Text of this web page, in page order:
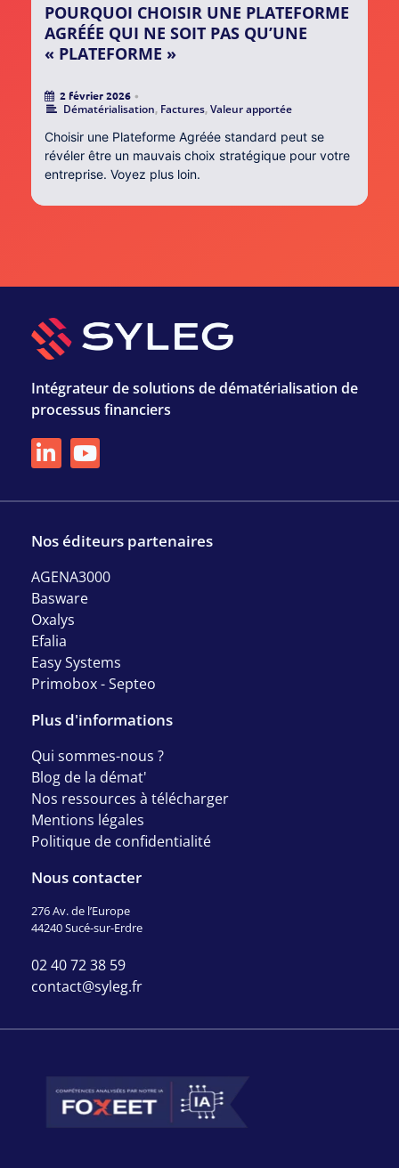
POURQUOI CHOISIR UNE PLATEFORME
AGRÉÉE QUI NE SOIT PAS QU’UNE
« PLATEFORME »
2 février 2026 •
Dématérialisation, Factures,Valeur apportée
Choisir une Plateforme Agréée standard peut se
révéler être un mauvais choix stratégique pour votre
entreprise. Voyez plus loin.
Intégrateur de solutions de dématérialisation de
processus financiers
Nos éditeurs partenaires
AGENA3000
Basware
Oxalys
Efalia
Easy Systems
Primobox - Septeo
Plus d'informations
Qui sommes-nous ?
Blog de la démat'
Nos ressources à télécharger
Mentions légales
Politique de confidentialité
Nous contacter
276 Av. de l’Europe
44240 Sucé-sur-Erdre
02 40 72 38 59
contact@syleg.fr